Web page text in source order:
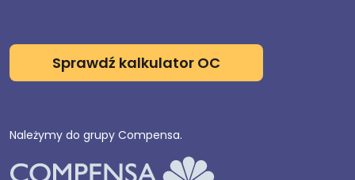
Sprawdź kalkulator OC
Należymy do grupy Compensa.